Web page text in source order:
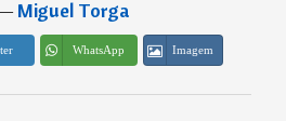
Miguel Torga
WhatsApp Imagem